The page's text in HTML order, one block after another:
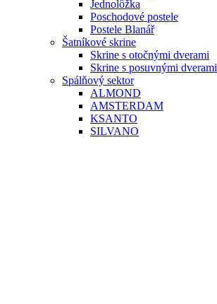
Jednolôžka
Poschodové postele
Postele Blanář
Šatníkové skrine
Skrine s otočnými dverami
Skrine s posuvnými dverami
Spálňový sektor
ALMOND
AMSTERDAM
KSANTO
SILVANO